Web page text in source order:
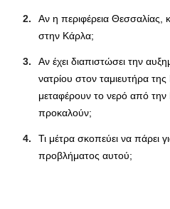
Αν η περιφέρεια Θεσσαλίας,
στην Κάρλα;
Αν έχει διαπιστώσει την
νατρίου στον ταμιευτήρα
μεταφέρουν το νερό από την
προκαλούν;
Τι μέτρα σκοπεύει να πάρει
προβλήματος αυτού;